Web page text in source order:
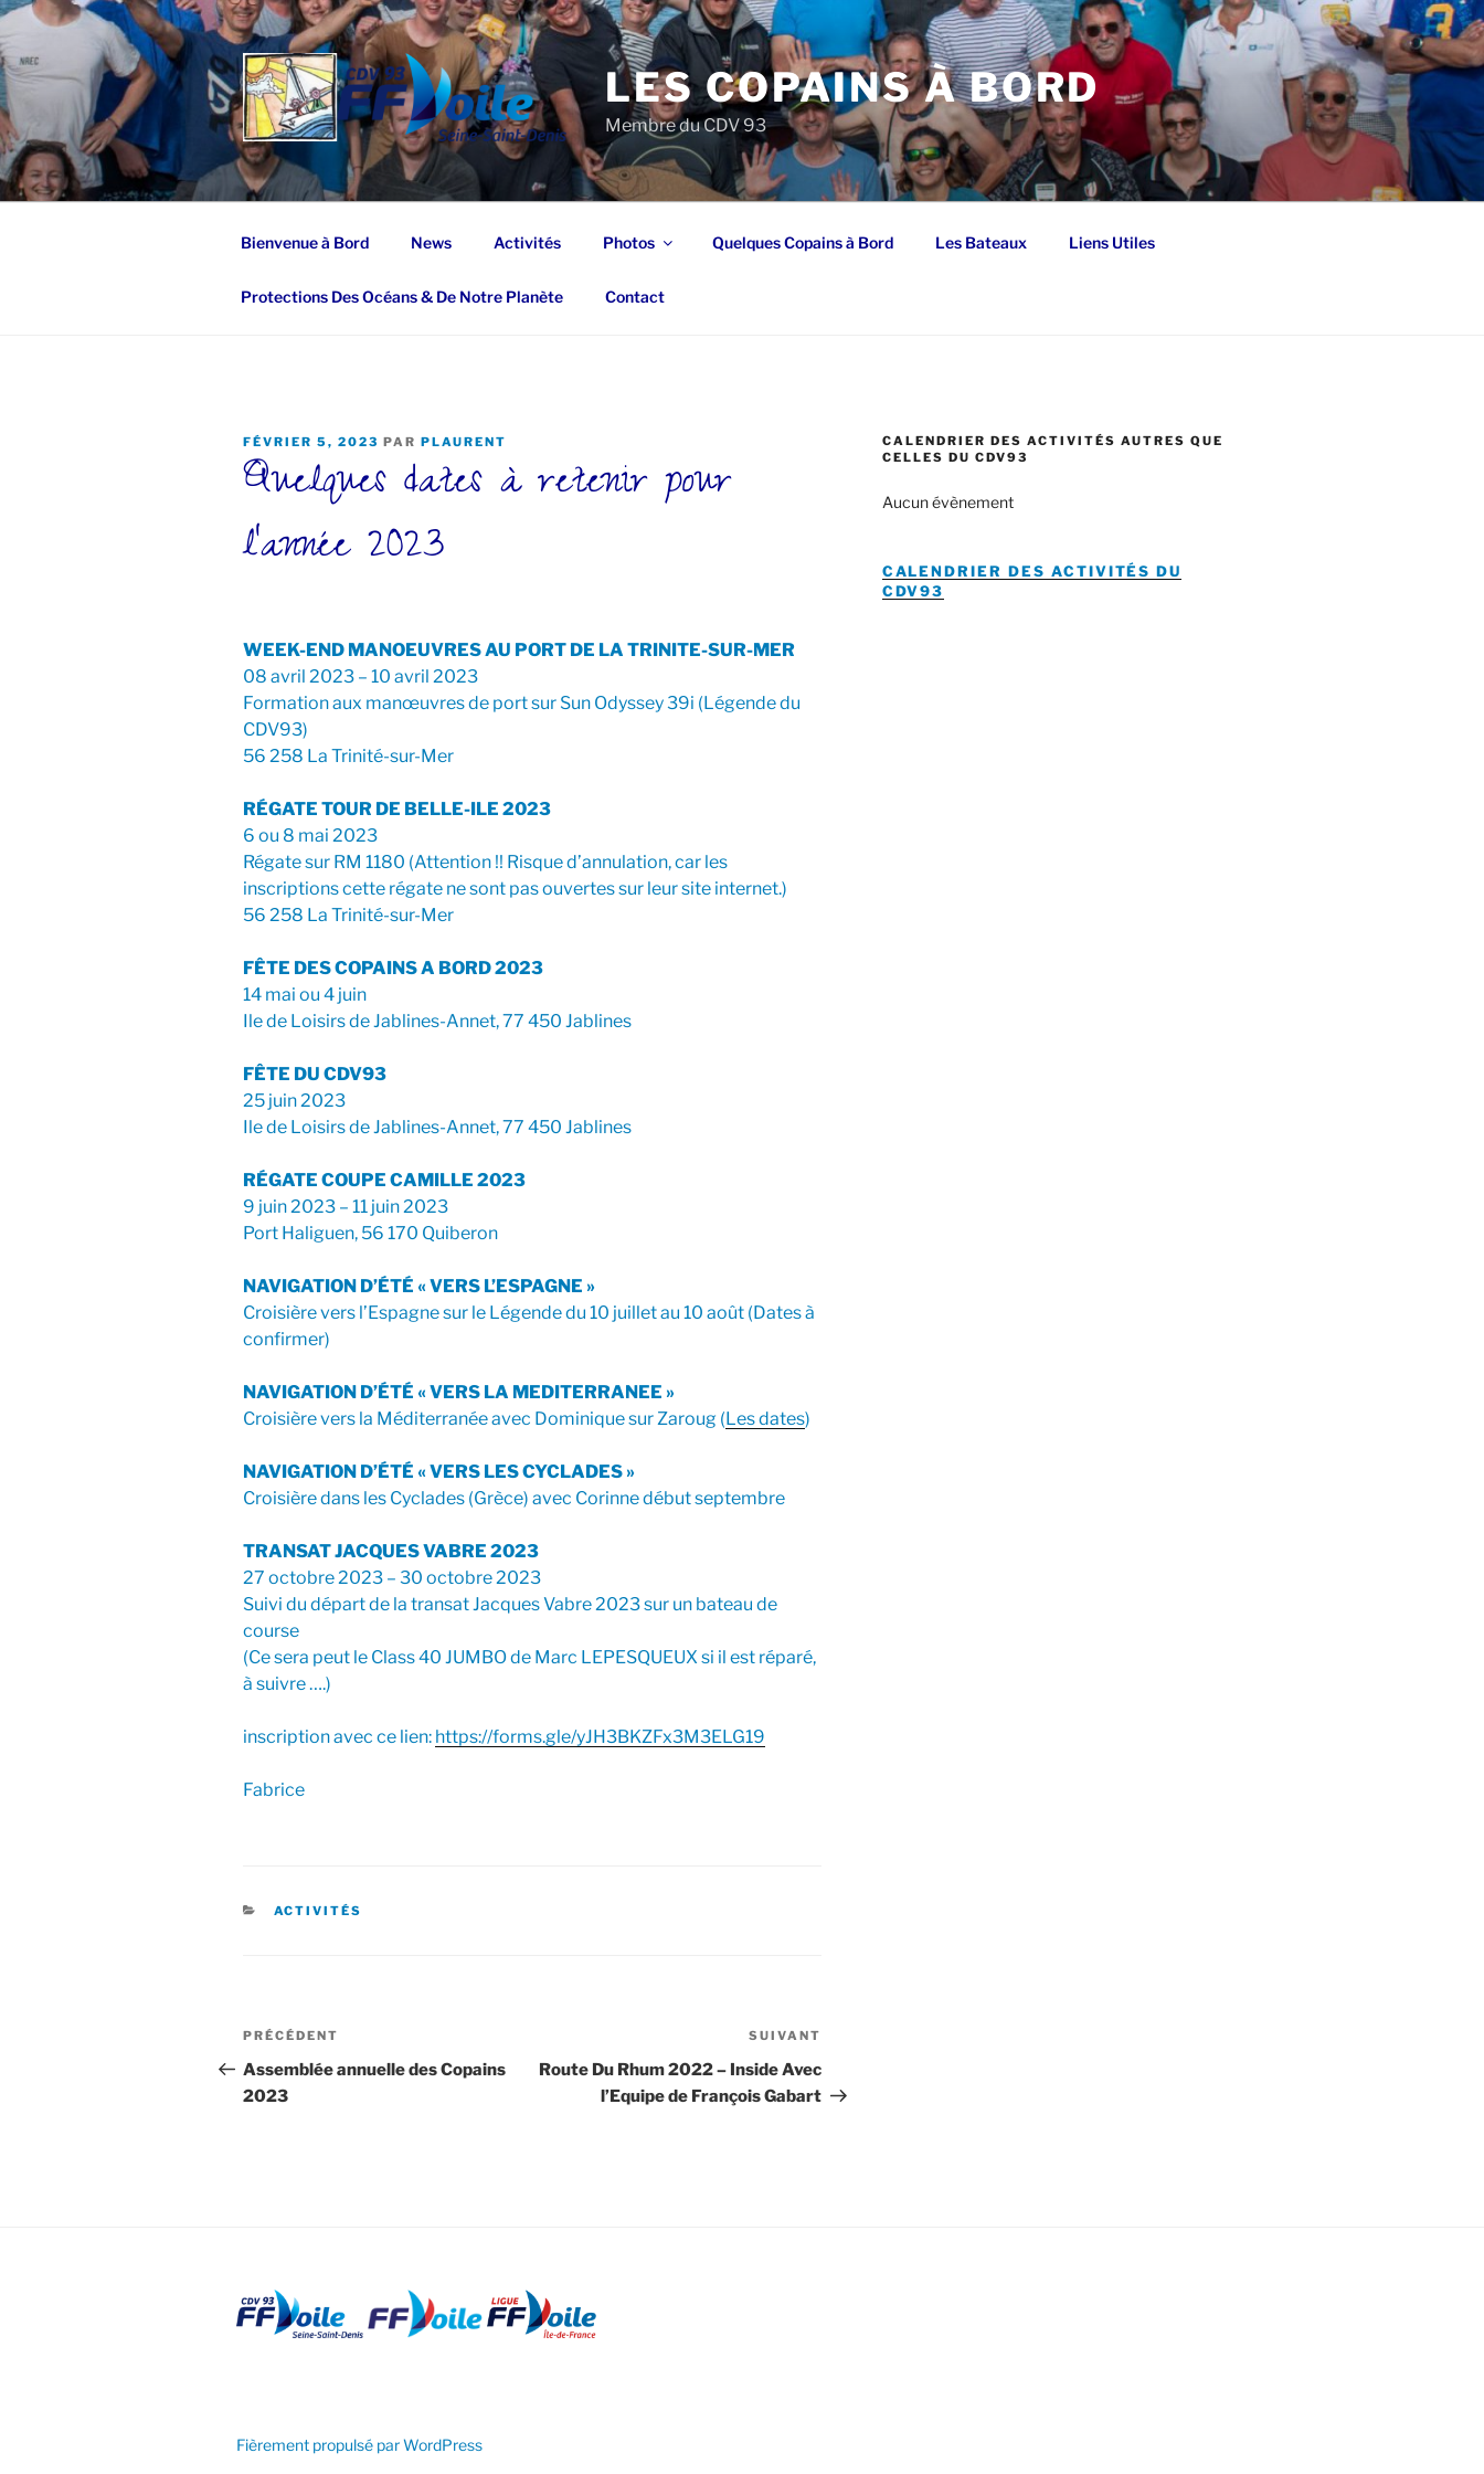
Aller
au
contenu
principal
LES COPAINS À BORD
Membre du CDV 93
Bienvenue à Bord News Activités Photos Quelques Copains à Bord Les Bateaux Liens Utiles
Protections Des Océans & De Notre Planète Contact
PUBLIÉ
LE
FÉVRIER 5, 2023 PAR PLAURENT
Quelques dates à retenir pour
l’année 2023
WEEK-END MANOEUVRES AU PORT DE LA TRINITE-SUR-MER
08 avril 2023 – 10 avril 2023
Formation aux manœuvres de port sur Sun Odyssey 39i (Légende du
CDV93)
56 258 La Trinité-sur-Mer
RÉGATE TOUR DE BELLE-ILE 2023
6 ou 8 mai 2023
Régate sur RM 1180 (Attention !! Risque d’annulation, car les
inscriptions cette régate ne sont pas ouvertes sur leur site internet.)
56 258 La Trinité-sur-Mer
FÊTE DES COPAINS A BORD 2023
14 mai ou 4 juin
Ile de Loisirs de Jablines-Annet, 77 450 Jablines
FÊTE DU CDV93
25 juin 2023
Ile de Loisirs de Jablines-Annet, 77 450 Jablines
RÉGATE COUPE CAMILLE 2023
9 juin 2023 – 11 juin 2023
Port Haliguen, 56 170 Quiberon
NAVIGATION D’ÉTÉ « VERS L’ESPAGNE »
Croisière vers l’Espagne sur le Légende du 10 juillet au 10 août (Dates à
confirmer)
NAVIGATION D’ÉTÉ « VERS LA MEDITERRANEE »
Croisière vers la Méditerranée avec Dominique sur Zaroug (Les dates)
NAVIGATION D’ÉTÉ « VERS LES CYCLADES »
Croisière dans les Cyclades (Grèce) avec Corinne début septembre
TRANSAT JACQUES VABRE 2023
27 octobre 2023 – 30 octobre 2023
Suivi du départ de la transat Jacques Vabre 2023 sur un bateau de
course
(Ce sera peut le Class 40 JUMBO de Marc LEPESQUEUX si il est réparé,
à suivre ….)
inscription avec ce lien: https://forms.gle/yJH3BKZFx3M3ELG19
Fabrice
CATÉGORIES
ACTIVITÉS
Navigation
de
l’article
Article
précédent
PRÉCÉDENT
Assemblée annuelle des Copains
2023
suivant
SUIVANT
Route Du Rhum 2022 – Inside Avec
l’Equipe de François Gabart
CALENDRIER DES ACTIVITÉS AUTRES QUE
CELLES DU CDV93
Aucun évènement
CALENDRIER DES ACTIVITÉS DU
CDV93
Fièrement propulsé par WordPress